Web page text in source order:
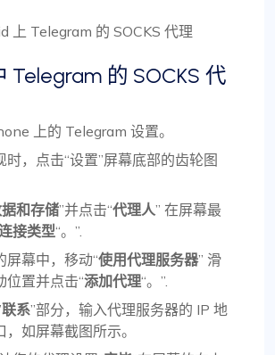
上 Telegram 的 SOCKS 代理
Telegram 的 SOCKS 代
上的 Telegram 设置。
时，点击“设置”屏幕底部的齿轮图
和存储”并点击“代理人” 在屏幕最
接类型“。”.
屏幕中，移动“使用代理服务器” 滑
位置并点击“添加代理“。”.
联系”部分，输入代理服务器的 IP 地
，如屏幕截图所示。